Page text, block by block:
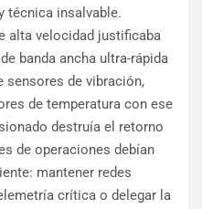
técnica insalvable.
alta velocidad justificaba
banda ancha ultra-rápida
sensores de vibración,
de temperatura con ese
destruía el retorno
de operaciones debían
mantener redes
crítica o delegar la